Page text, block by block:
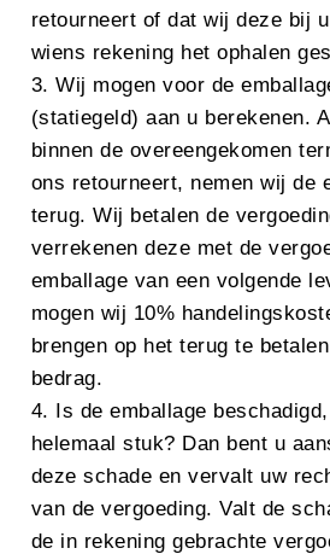
retourneert of dat wij deze bij
wiens rekening het ophalen
3. Wij mogen voor de
(statiegeld) aan u berekenen.
binnen de overeengekomen
ons retourneert, nemen wij de
terug. Wij betalen de
verrekenen deze met de
emballage van een volgende
mogen wij 10%
brengen op het terug te
bedrag.
4. Is de emballage
helemaal stuk? Dan bent u
deze schade en vervalt uw
van de vergoeding. Valt de
de in rekening gebrachte